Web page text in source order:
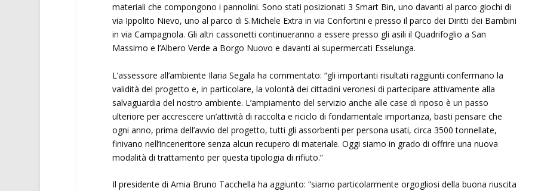
materiali che compongono i pannolini. Sono stati posizionati 3 Smart Bin, uno davanti al parco giochi di
via Ippolito Nievo, uno al parco di S.Michele Extra in via Confortini e presso il parco dei Diritti dei Bambini
in via Campagnola. Gli altri cassonetti continueranno a essere presso gli asili il Quadrifoglio a San
Massimo e l’Albero Verde a Borgo Nuovo e davanti ai supermercati Esselunga.
L’assessore all’ambiente Ilaria Segala ha commentato: “gli importanti risultati raggiunti confermano la
validità del progetto e, in particolare, la volontà dei cittadini veronesi di partecipare attivamente alla
salvaguardia del nostro ambiente. L’ampiamento del servizio anche alle case di riposo è un passo
ulteriore per accrescere un’attività di raccolta e riciclo di fondamentale importanza, basti pensare che
ogni anno, prima dell’avvio del progetto, tutti gli assorbenti per persona usati, circa 3500 tonnellate,
finivano nell’inceneritore senza alcun recupero di materiale. Oggi siamo in grado di offrire una nuova
modalità di trattamento per questa tipologia di rifiuto.”
Il presidente di Amia Bruno Tacchella ha aggiunto: “siamo particolarmente orgogliosi della buona riuscita